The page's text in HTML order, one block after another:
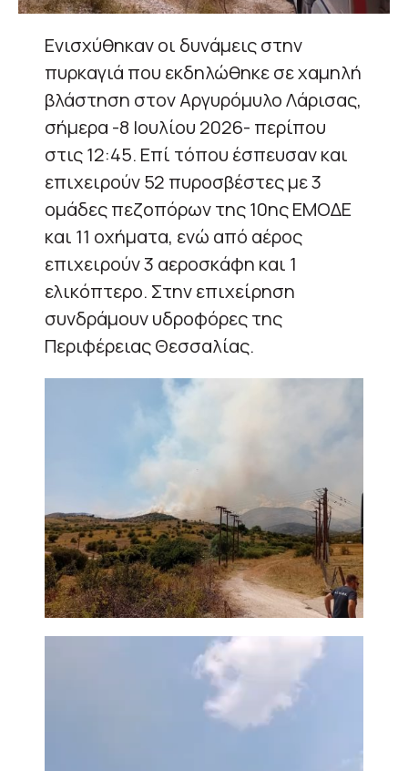
Ενισχύθηκαν οι δυνάμεις στην
πυρκαγιά που εκδηλώθηκε σε χαμηλή
βλάστηση στον Αργυρόμυλο Λάρισας,
σήμερα -8 Ιουλίου 2026- περίπου
στις 12:45. Επί τόπου έσπευσαν και
επιχειρούν 52 πυροσβέστες με 3
ομάδες πεζοπόρων της 10ης ΕΜΟΔΕ
και 11 οχήματα, ενώ από αέρος
επιχειρούν 3 αεροσκάφη και 1
ελικόπτερο. Στην επιχείρηση
συνδράμουν υδροφόρες της
Περιφέρειας Θεσσαλίας.